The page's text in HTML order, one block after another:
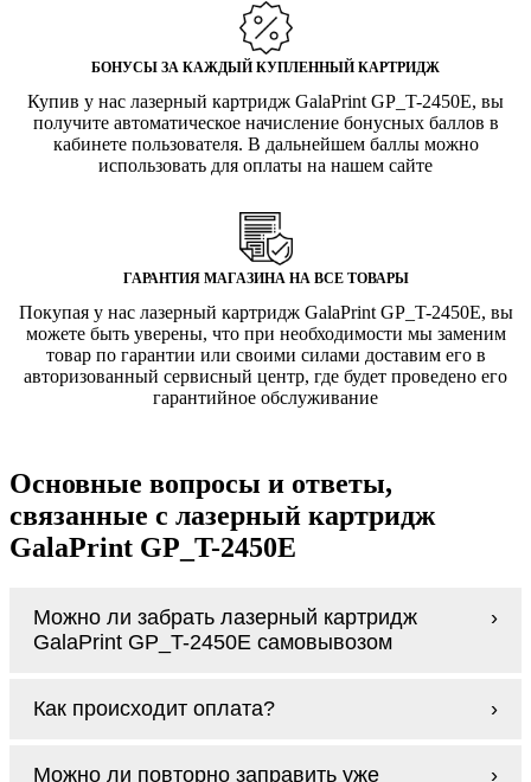
БОНУСЫ ЗА КАЖДЫЙ КУПЛЕННЫЙ КАРТРИДЖ
Купив у нас лазерный картридж GalaPrint GP_T-2450E, вы
получите автоматическое начисление бонусных баллов в
кабинете пользователя. В дальнейшем баллы можно
использовать для оплаты на нашем сайте
ГАРАНТИЯ МАГАЗИНА НА ВСЕ ТОВАРЫ
Покупая у нас лазерный картридж GalaPrint GP_T-2450E, вы
можете быть уверены, что при необходимости мы заменим
товар по гарантии или своими силами доставим его в
авторизованный сервисный центр, где будет проведено его
гарантийное обслуживание
Основные вопросы и ответы,
связанные с лазерный картридж
GalaPrint GP_T-2450E
Можно ли забрать лазерный картридж
GalaPrint GP_T-2450E самовывозом
доставим заказ и сделаем это бесплатно
Как происходит оплата?
GP_T-2450E наличными курьеру при
Можно ли повторно заправить уже